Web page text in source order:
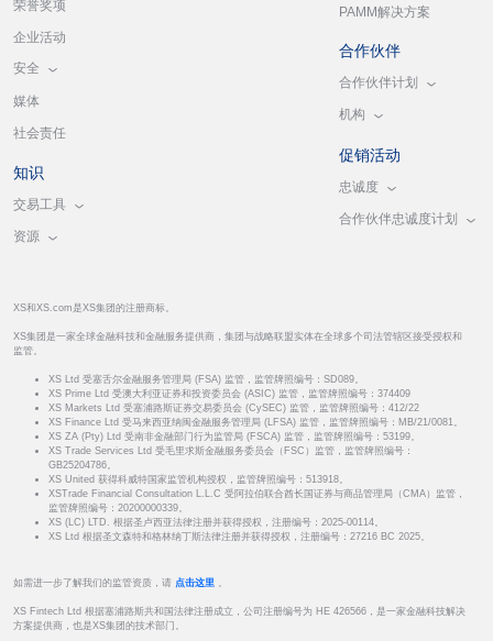
荣誉奖项
企业活动
安全
媒体
社会责任
知识
交易工具
资源
PAMM解决方案
合作伙伴
合作伙伴计划
机构
促销活动
忠诚度
合作伙伴忠诚度计划
XS和XS.com是XS集团的注册商标。
XS集团是一家全球金融科技和金融服务提供商，集团与战略联盟实体在全球多个司法管辖区接受授权和
监管。
XS Ltd 受塞舌尔金融服务管理局 (FSA) 监管，监管牌照编号：SD089。
XS Prime Ltd 受澳大利亚证券和投资委员会 (ASIC) 监管，监管牌照编号：374409
XS Markets Ltd 受塞浦路斯证券交易委员会 (CySEC) 监管，监管牌照编号：412/22
XS Finance Ltd 受马来西亚纳闽金融服务管理局 (LFSA) 监管，监管牌照编号：MB/21/0081。
XS ZA (Pty) Ltd 受南非金融部门行为监管局 (FSCA) 监管，监管牌照编号：53199。
XS Trade Services Ltd 受毛里求斯金融服务委员会（FSC）监管，监管牌照编号：
GB25204786。
XS United 获得科威特国家监管机构授权，监管牌照编号：513918。
XSTrade Financial Consultation L.L.C 受阿拉伯联合酋长国证券与商品管理局（CMA）监管，
监管牌照编号：20200000339。
XS (LC) LTD. 根据圣卢西亚法律注册并获得授权，注册编号：2025-00114。
XS Ltd 根据圣文森特和格林纳丁斯法律注册并获得授权，注册编号：27216 BC 2025。
如需进一步了解我们的监管资质，请 点击这里
XS Fintech Ltd 根据塞浦路斯共和国法律注册成立，公司注册编号为 HE 426566，是一家金融科技解决
方案提供商，也是XS集团的技术部门。